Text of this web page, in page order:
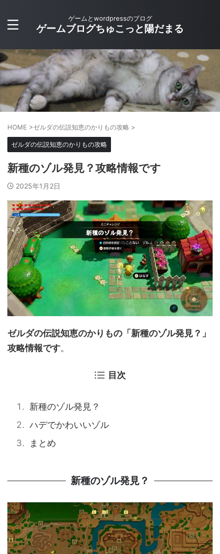
ゲームとwordpressのブログ
ゲームブログちゅこっと陽だまる
HOME >ゼルダの伝説知恵のかりもの攻略 >
ゼルダの伝説知恵のかりもの攻略
新種のゾル発見？攻略情報です
2025年1月2日
ゼルダの伝説知恵のかりもの「新種のゾル発見？」
攻略情報です。
目次
新種のゾル発見？
ハデでかわいいゾル
まとめ
新種のゾル発見？